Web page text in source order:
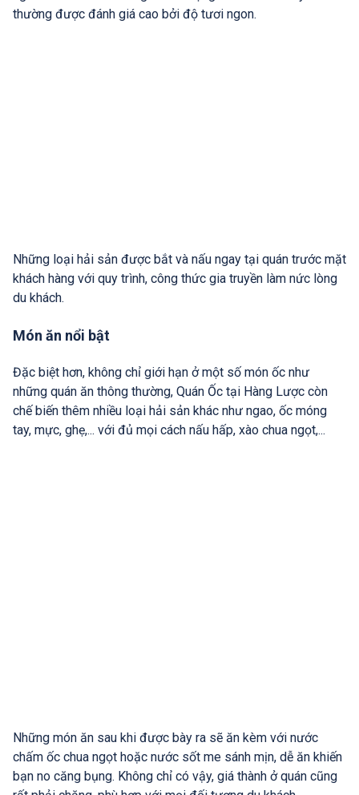
thường được đánh giá cao bởi độ tươi ngon.
Những loại hải sản được bắt và nấu ngay tại quán trước mặt
khách hàng với quy trình, công thức gia truyền làm nức lòng
du khách.
Món ăn nổi bật
Đặc biệt hơn, không chỉ giới hạn ở một số món ốc như
những quán ăn thông thường, Quán Ốc tại Hàng Lược còn
chế biến thêm nhiều loại hải sản khác như ngao, ốc móng
tay, mực, ghẹ,... với đủ mọi cách nấu hấp, xào chua ngọt,...
Những món ăn sau khi được bày ra sẽ ăn kèm với nước
chấm ốc chua ngọt hoặc nước sốt me sánh mịn, dễ ăn khiến
bạn no căng bụng. Không chỉ có vậy, giá thành ở quán cũng